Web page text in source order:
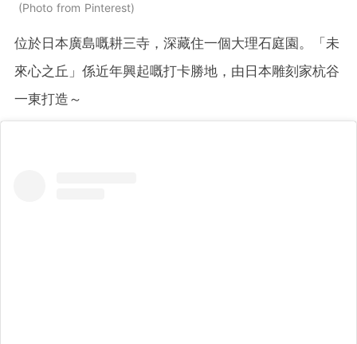
Photo from Pinterest
位於日本廣島嘅耕三寺，深藏住一個大理石庭園。「未
來心之丘」係近年興起嘅打卡勝地，由日本雕刻家杭谷
一東打造～